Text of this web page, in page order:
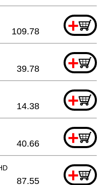
+
109.78
+
39.78
+
14.38
+
40.66
+
87.55